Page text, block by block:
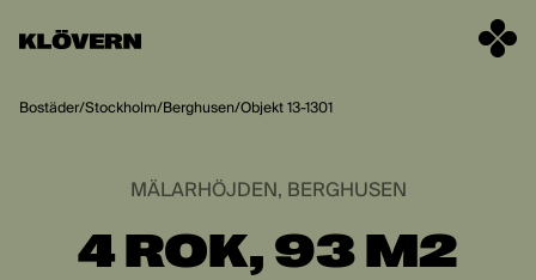
Bostäder/Stockholm/Berghusen/Objekt 13-1301
MÄLARHÖJDEN, BERGHUSEN
4 ROK, 93 M2